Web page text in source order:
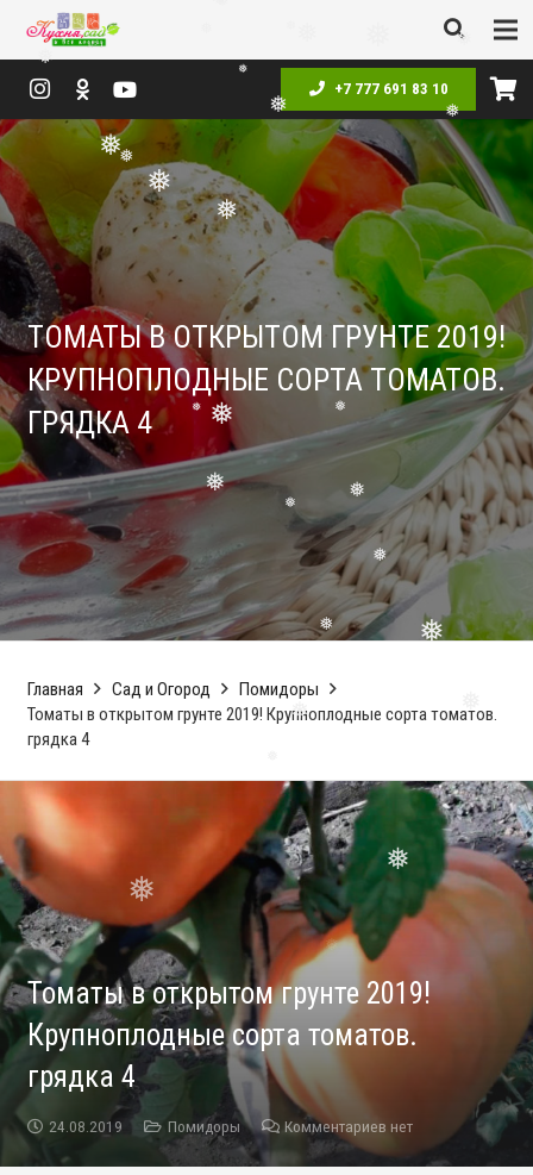
❅
❅
❅
❅
❅
❅
❅
❅
❅
❅
❅
❅
❅
❅
❅
❅
❅
❅
❅ ❅
❅
❅
❅
❅
❅
+7 777 691 83 10
ТОМАТЫ В ОТКРЫТОМ ГРУНТЕ 2019!
КРУПНОПЛОДНЫЕ СОРТА ТОМАТОВ.
ГРЯДКА 4
Главная Сад и Огород
Помидоры
Томаты в открытом грунте 2019! Крупноплодные сорта томатов.
грядка 4
Томаты в открытом грунте 2019!
Крупноплодные сорта томатов.
грядка 4
24.08.2019 Помидоры Комментариев нет